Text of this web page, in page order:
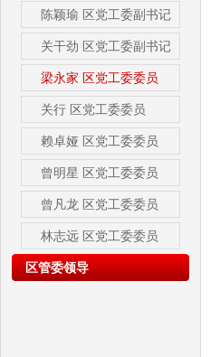
陈颖瑜 区党工委副书记
关干劲 区党工委副书记
梁永家 区党工委委员
关行 区党工委委员
赖卓娅 区党工委委员
曾明星 区党工委委员
曾凡龙 区党工委委员
林志远 区党工委委员
区管委领导